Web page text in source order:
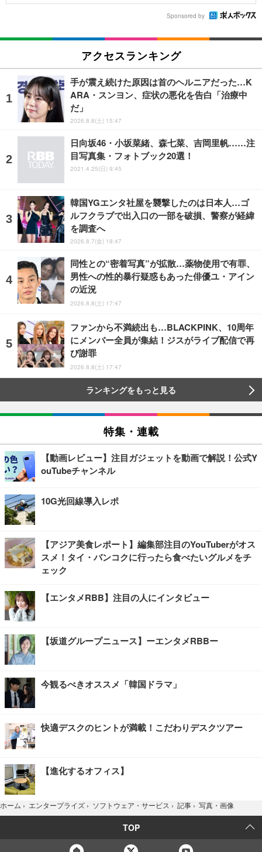
Sponsored by
アクセスランキング
手が震え続けた原因は首のヘルニアだった…K
ARA・スンヨン、症状の悪化を告白「治療中
だ」
2026.8.8(土) 15:47
日向坂46・小坂菜緒、森七菜、吉岡里帆……注
目写真集・フォトブック20選！
2021.4.25(日) 9:45
韓国YGエンタ社屋を襲撃したのは日本人…ゴ
ルフクラブで出入口の一部を破損、警察が経緯
を調査へ
2026.8.7(金) 18:47
同性との“密着写真”が拡散…薬物使用で有罪、
男性への性的暴行疑惑もあった俳優ユ・アイン
の近況
2026.8.8(土) 17:47
ファンから不満続出も…BLACKPINK、10周年
にメンバー全員が集結！ジスがライブ配信で再
び謝罪
2026.8.8(土) 17:47
ランキングをもっと見る
特集・連載
【動画レビュー】注目ガジェットを動画で解説！公式Y
ouTubeチャンネル
10G光回線導入レポ
【アジア美食レポート】編集部注目のYouTuberがオス
スメ！タイ・バンコクに行ったら食べたいグルメをチ
ェック
【エンタメRBB】注目の人にインタビュー
【坂道グループニュース】ーエンタメRBBー
今観るべきオススメ「韓国ドラマ」
快適デスクのヒントが満載！こだわりデスクツアー
【進化するオフィス】
ホーム › エンタープライズ › ソフトウェア・サービス › 記事 › 写真・画像
TOP